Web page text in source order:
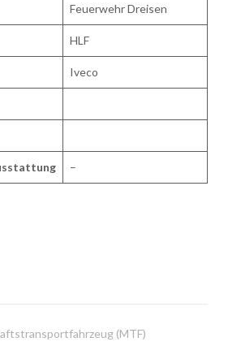
Feuerwehr Dreisen
HLF
Iveco
–
(MTF)